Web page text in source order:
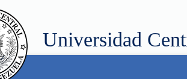
Universidad